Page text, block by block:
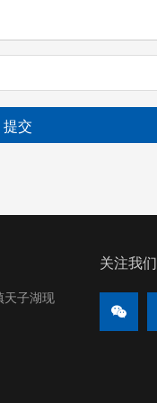
天子湖现
关注我们